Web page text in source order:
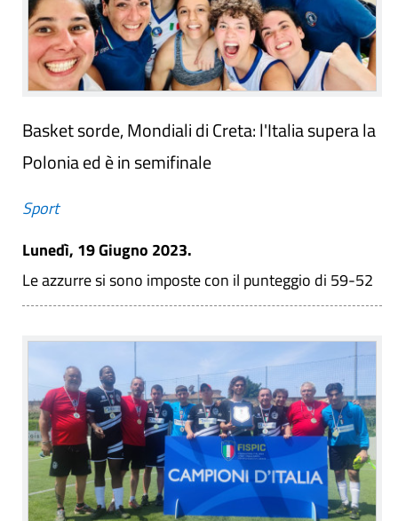
Basket sorde, Mondiali di Creta: l'Italia supera la
Polonia ed è in semifinale
Sport
Lunedì, 19 Giugno 2023.
Le azzurre si sono imposte con il punteggio di 59-52